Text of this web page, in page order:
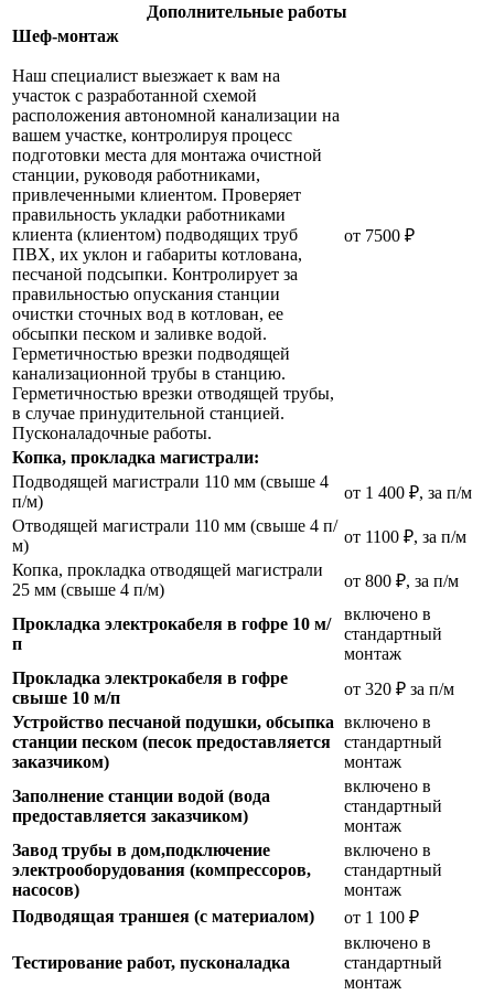
Дополнительные работы
Шеф-монтаж
Наш специалист выезжает к вам на
участок с разработанной схемой
расположения автономной канализации на
вашем участке, контролируя процесс
подготовки места для монтажа очистной
станции, руководя работниками,
привлеченными клиентом. Проверяет
правильность укладки работниками
клиента (клиентом) подводящих труб
ПВХ, их уклон и габариты котлована,
песчаной подсыпки. Контролирует за
правильностью опускания станции
очистки сточных вод в котлован, ее
обсыпки песком и заливке водой.
Герметичностью врезки подводящей
канализационной трубы в станцию.
Герметичностью врезки отводящей трубы,
в случае принудительной станцией.
Пусконаладочные работы.
от 7500 ₽
Копка, прокладка магистрали:
Подводящей магистрали 110 мм (свыше 4
п/м)
от 1 400 ₽, за п/м
Отводящей магистрали 110 мм (свыше 4 п/
м)
от 1100 ₽, за п/м
Копка, прокладка отводящей магистрали
25 мм (свыше 4 п/м)
от 800 ₽, за п/м
Прокладка электрокабеля в гофре 10 м/
п
включено в
стандартный
монтаж
Прокладка электрокабеля в гофре
свыше 10 м/п
от 320 ₽ за п/м
Устройство песчаной подушки, обсыпка
станции песком (песок предоставляется
заказчиком)
включено в
стандартный
монтаж
Заполнение станции водой (вода
предоставляется заказчиком)
включено в
стандартный
монтаж
Завод трубы в дом,подключение
электрооборудования (компрессоров,
насосов)
включено в
стандартный
монтаж
Подводящая траншея (с материалом)
от 1 100 ₽
Тестирование работ, пусконаладка
включено в
стандартный
монтаж